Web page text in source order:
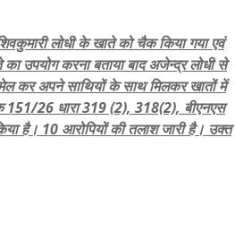
लोधी के खाते को चैक किया गया एवं
उपयोग करना बताया बाद अजेन्द्र लोधी से
कर अपने साथियों के साथ मिलकर खातों में
151/26 धारा 319 (2), 318(2), बीएनएस
है। 10 आरोपियों की तलाश जारी है। उक्त